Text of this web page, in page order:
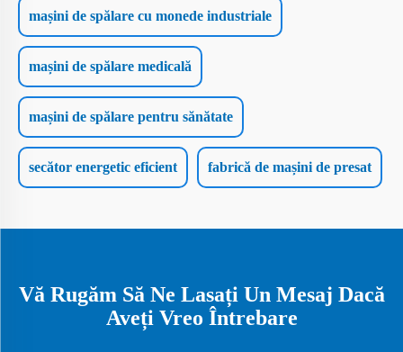
mașini de spălare cu monede industriale
mașini de spălare medicală
mașini de spălare pentru sănătate
secător energetic eficient fabrică de mașini de presat
Vă Rugăm Să Ne Lasați Un Mesaj Dacă
Aveți Vreo Întrebare